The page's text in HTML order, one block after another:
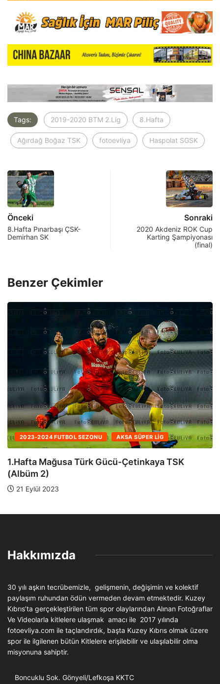
Tags: 2019-2020 BTM 2.Lig 8.Hafta
Ağırdağ Boğaz TSK fotoevliya Haspolat SGSK
Önceki
8.Hafta Pınarbaşı ÇSK-
Demirhan SK
Sonraki
2020 Akdeniz ROK Cup
Karting Şampiyonası
(final)
Benzer Çekimler
2023-2024 FUTBOL SEZONU AKSA SÜPER LIG
1.Hafta Mağusa Türk Gücü-Çetinkaya TSK
(Albüm 1)
21 Eylül 2023
Hakkımızda
30 yılı aşkın tecrübemizle, gelişmenin, değişimin ve kolektif
paylaşım ruhundan ödün vermeden devam etmektedir. Kuzey
Kıbrıs’ta gerçekleştirilen tüm spor olaylarından Alınan Fotoğraflar
Ve Videolarla kitlelere ulaşmak amacı ile 2017 yılında
fotoevliya.com ile taçlandırdık, başta Kuzey Kıbrıs olmak üzere
spor ile ilgilenen bütün Kitlelere erişilebilir ve ulaşılabilir olma
misyonuna sahiptir.
Boncuklu Sok. Gönyeli/Lefkoşa KKTC